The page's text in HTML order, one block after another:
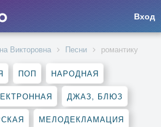
Вход
Викторовна Песни романтику
ПОП НАРОДНАЯ
ДЖАЗ, БЛЮЗ
МЕЛОДЕКЛАМАЦИЯ